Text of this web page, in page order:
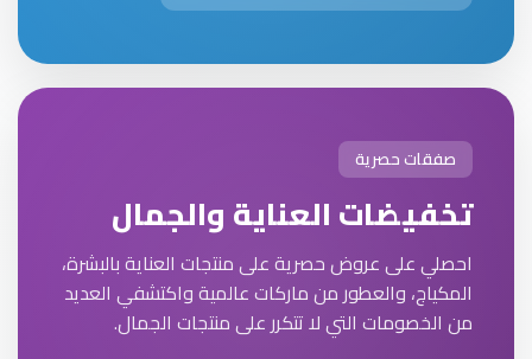
صفقات حصرية
تخفيضات العناية والجمال
احصلي على عروض حصرية على منتجات العناية بالبشرة،
المكياج، والعطور من ماركات عالمية واكتشفي العديد
من الخصومات التي لا تتكرر على منتجات الجمال.